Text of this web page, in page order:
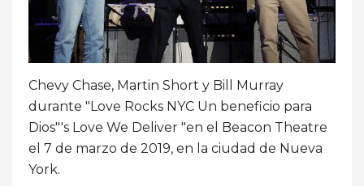
Chevy Chase, Martin Short y Bill Murray
durante "Love Rocks NYC Un beneficio para
Dios"'s Love We Deliver "en el Beacon Theatre
el 7 de marzo de 2019, en la ciudad de Nueva
York.